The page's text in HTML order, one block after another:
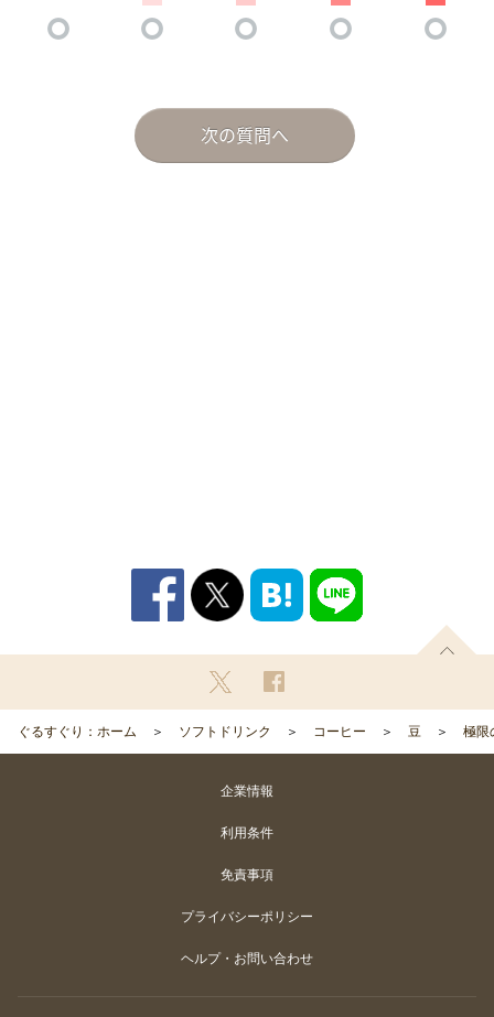
ぐるすぐり：ホーム ソフトドリンク コーヒー 豆 極限
企業情報
利用条件
免責事項
プライバシーポリシー
ヘルプ・お問い合わせ